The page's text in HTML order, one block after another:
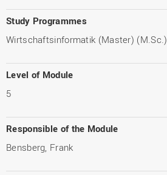
Study Programmes
Wirtschaftsinformatik (Master) (M.Sc.)
Level of Module
5
Responsible of the Module
Bensberg, Frank